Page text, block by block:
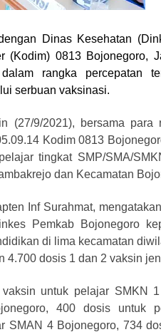
Dinas Kesehatan
(Kodim) 0813 Bojonegoro,
rangka percepatan
serbuan vaksinasi.
(27/9/2021), bersama para
Kodim 0813
tingkat SMP/SMA/
dan Kecamatan
Inf Surahmat,
Pemkab Bojonegoro
di lima kecamatan
4.700 dosis 1 dan 2 vaksin
untuk pelajar SMKN
400 dosis untuk
SMAN 4 Bojonegoro, 734